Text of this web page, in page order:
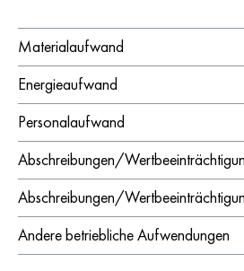
Materialaufwand
Energieaufwand
Personalaufwand
Abschreibungen/
Abschreibungen/
Andere betriebliche Aufwendungen